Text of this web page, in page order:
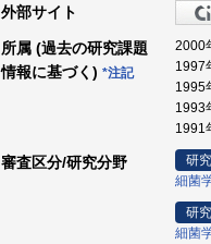
外部サイト
所属 (過去の研究課題
情報に基づく) *注記
2000
1997
1995
1993
1991
審査区分/研究分野
研
細菌
研
細菌